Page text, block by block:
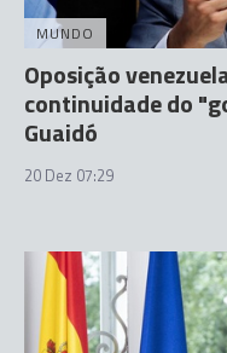
MUNDO
Oposição
continuidade do
Guaidó
20 Dez 07:29